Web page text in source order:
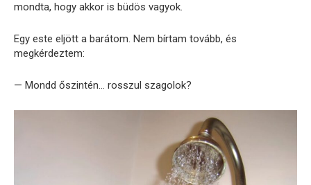
mondta, hogy akkor is büdös vagyok.
Egy este eljött a barátom. Nem bírtam tovább, és
megkérdeztem:
— Mondd őszintén… rosszul szagolok?